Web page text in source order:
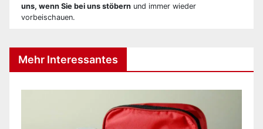
uns, wenn Sie bei uns stöbern und immer wieder
vorbeischauen.
Mehr Interessantes